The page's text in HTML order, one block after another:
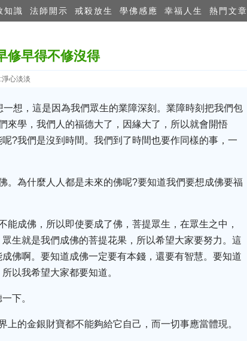
知識 法師開示 戒殺放生 學佛感應 幸福人生 熱門文章
修早得不修沒得
心淡淡
想，這是因為我們眾生的業障深刻。業障時刻把我們包
來學，我們人的福德大了，因緣大了，所以就會開悟
?我們是沒到時間。我們到了時間也要作同樣的事，一
。為什麼人人都是未來的佛呢?要知道我們要想成佛要福
成佛，所以即使要成了佛，菩提眾生，在眾生之中，
生就是我們成佛的菩提花果，所以希望大家要努力。這
佛啊。要知道成佛一定要有本錢，還要有智慧。要知道
以我希望大家都要知道。
下。
的金銀財寶都不能夠給它自己，而一切事應當體現。